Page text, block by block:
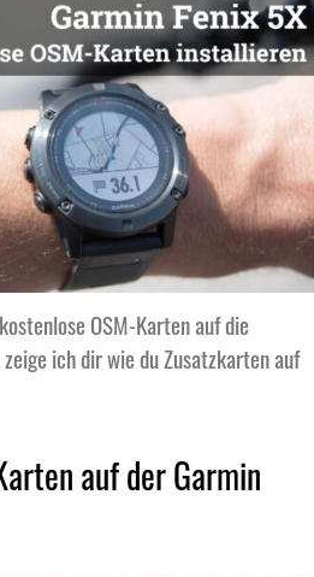
OSM-Karten auf die
ich dir wie du Zusatzkarten auf
auf der Garmin